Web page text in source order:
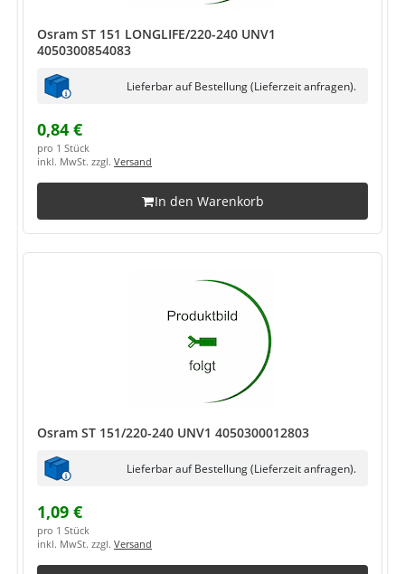
Osram ST 151 LONGLIFE/220-240 UNV1
4050300854083
Lieferbar auf Bestellung (Lieferzeit anfragen).
0,84 €
pro 1 Stück
inkl. MwSt. zzgl. Versand
In den Warenkorb
Osram ST 151/220-240 UNV1 4050300012803
Lieferbar auf Bestellung (Lieferzeit anfragen).
1,09 €
pro 1 Stück
inkl. MwSt. zzgl. Versand